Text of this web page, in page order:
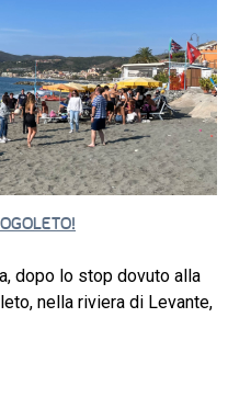
dopo lo stop dovuto alla
nella riviera di Levante,